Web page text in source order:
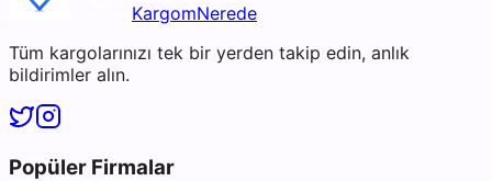
KargomNerede
Tüm kargolarınızı tek bir yerden takip edin, anlık
bildirimler alın.
Popüler Firmalar